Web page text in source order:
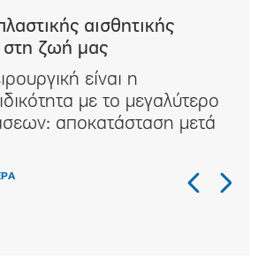
αισθητικής
στη ζωή μας
είναι η
με τo μεγαλύτερο
αποκατάσταση μετά